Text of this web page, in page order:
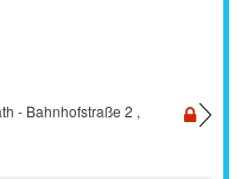
- Bahnhofstraße 2 ,